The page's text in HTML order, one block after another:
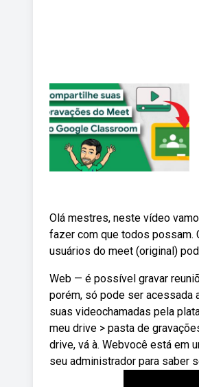
Olá mestres, neste vídeo
fazer com que todos possam.
usuários do meet (original)
Web — é possível gravar
porém, só pode ser acessada
suas videochamadas pela
meu drive > pasta de
drive, vá à. Webvocê está em
seu administrador para saber